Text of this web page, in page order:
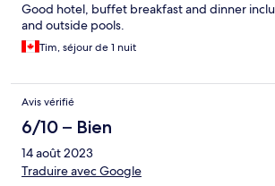
Good hotel, buffet breakfast and dinner
and outside pools.
Tim, séjour de 1 nuit
Avis vérifié
6/10 – Bien
14 août 2023
Traduire avec Google